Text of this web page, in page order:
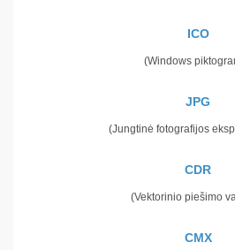
ICO
(Windows
JPG
(Jungtinė fotografijos
CDR
(Vektorinio piešimo
CMX